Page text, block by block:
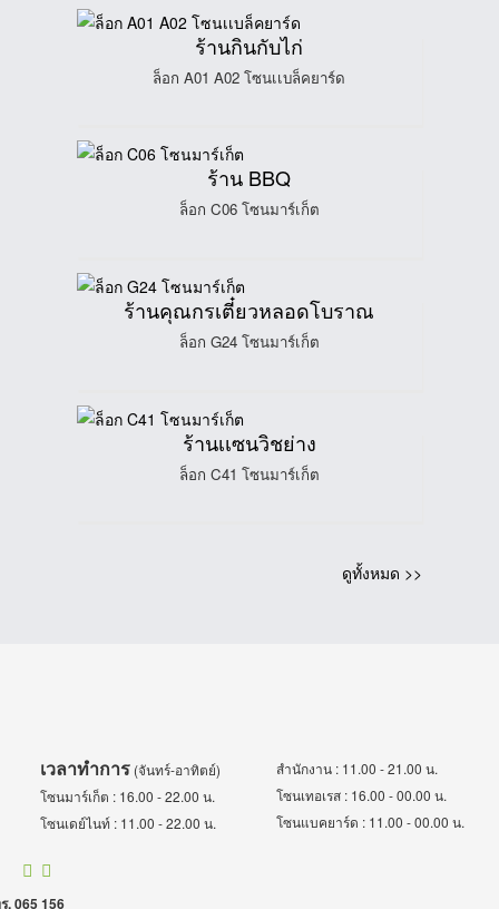
ร้านกินกับไก่
ล็อก A01 A02 โซนเเบล็คยาร์ด
ร้าน BBQ
ล็อก C06 โซนมาร์เก็ต
ร้านคุณกรเตี๋ยวหลอดโบราณ
ล็อก G24 โซนมาร์เก็ต
ร้านเเซนวิชย่าง
ล็อก C41 โซนมาร์เก็ต
ดูทั้งหมด >>
เวลาทำการ(จันทร์-อาทิตย์)
โซนมาร์เก็ต : 16.00 - 22.00 น.
โซนเดย์ไนท์ : 11.00 - 22.00 น.
สำนักงาน : 11.00 - 21.00 น.
โซนเทอเรส : 16.00 - 00.00 น.
โซนแบคยาร์ด : 11.00 - 00.00 น.
. 065 156